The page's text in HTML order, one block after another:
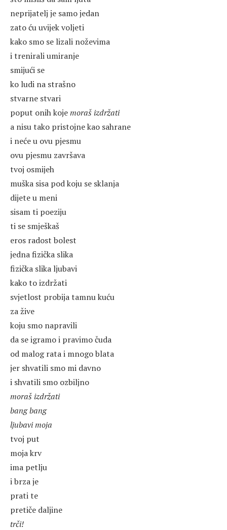
neprijatelj je samo jedan
zato ću uvijek voljeti
kako smo se lizali noževima
i trenirali umiranje
smijući se
ko ludi na strašno
stvarne stvari
poput onih kojemoraš izdržati
a nisu tako pristojne kao sahrane
i neće u ovu pjesmu
ovu pjesmu završava
tvoj osmijeh
muška sisa pod koju se sklanja
dijete u meni
sisam ti poeziju
ti se smješkaš
eros radost bolest
jedna fizička slika
fizička slika ljubavi
kako to izdržati
svjetlost probija tamnu kuću
za žive
koju smo napravili
da se igramo i pravimo čuda
od malog rata i mnogo blata
jer shvatili smo mi davno
i shvatili smo ozbiljno
moraš izdržati
bang bang
ljubavi moja
tvoj put
moja krv
ima petlju
i brza je
prati te
pretiče daljine
trči!